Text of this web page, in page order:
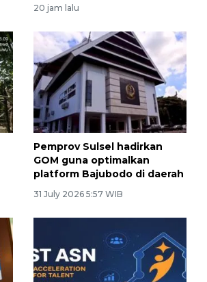
20 jam lalu
Pemprov Sulsel hadirkan
GOM guna optimalkan
platform Bajubodo di daerah
31 July 2026 5:57 WIB